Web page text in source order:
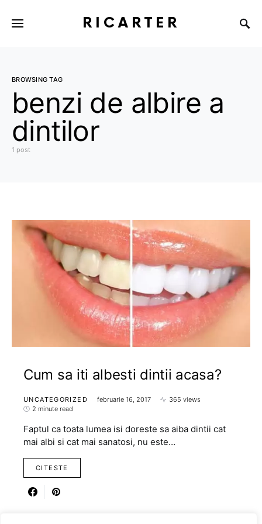
RICARTER
BROWSING TAG
benzi de albire a
dintilor
1 post
Cum sa iti albesti dintii acasa?
UNCATEGORIZED februarie 16, 2017
365 views
2 minute read
Faptul ca toata lumea isi doreste sa aiba dintii cat
mai albi si cat mai sanatosi, nu este…
CITESTE